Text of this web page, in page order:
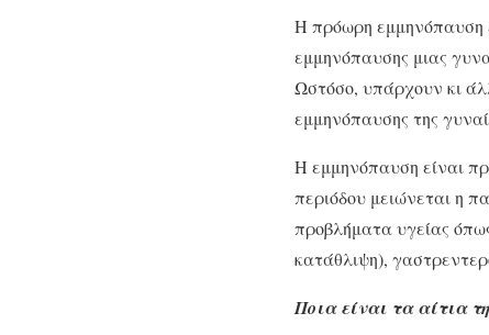
Η πρόωρη εμμηνόπαυση
εμμηνόπαυσης μιας
Ωστόσο, υπάρχουν κι
εμμηνόπαυσης της
Η εμμηνόπαυση είναι
περιόδου μειώνεται η
προβλήματα υγείας
κατάθλιψη),
Ποια είναι τα αίτια